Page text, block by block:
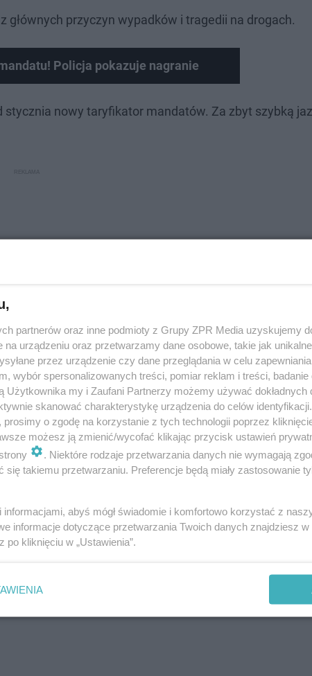
przyczyn wypadków i tragedii na drogach.
Policja pokazuje nagranie
nowy taryfikator mandatów. Za zbyt szybką
partnerów oraz inne podmioty z Grupy ZPR Media uzyskujemy
na urządzeniu oraz przetwarzamy dane osobowe, takie jak
przez urządzenie czy dane przeglądania w celu zapewniania
wybór spersonalizowanych treści, pomiar reklam i treści, badanie
Użytkownika my i Zaufani Partnerzy możemy używać dokładnych
skanować charakterystykę urządzenia do celów
o zgodę na korzystanie z tych technologii poprzez
możesz ją zmienić/wycofać klikając przycisk ustawień
. Niektóre rodzaje przetwarzania danych nie wymagają
takiemu przetwarzaniu. Preferencje będą miały zastosowanie
abyś mógł świadomie i komfortowo korzystać z
informacje dotyczące przetwarzania Twoich danych znajdziesz w
po kliknięciu w „Ustawienia”.